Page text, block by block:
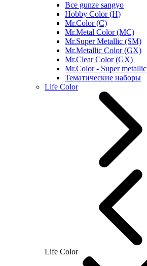
Все gunze sangyo
Hobby Color (H)
Mr.Color (C)
Mr.Metal Color (MC)
Mr.Super Metallic (SM)
Mr.Metallic Color (GX)
Mr.Clear Color (GX)
Mr.Color - Super metallic
Тематические наборы
Life Color
Life Color